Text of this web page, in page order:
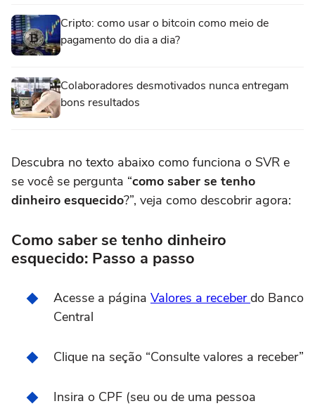
Cripto: como usar o bitcoin como meio de
pagamento do dia a dia?
Colaboradores desmotivados nunca entregam
bons resultados
Descubra no texto abaixo como funciona o SVR e
se você se pergunta “como saber se tenho
dinheiro esquecido?”, veja como descobrir agora:
Como saber se tenho dinheiro
esquecido: Passo a passo
Acesse a página Valores a receberdo Banco
Central
Clique na seção “Consulte valores a receber”
Insira o CPF (seu ou de uma pessoa